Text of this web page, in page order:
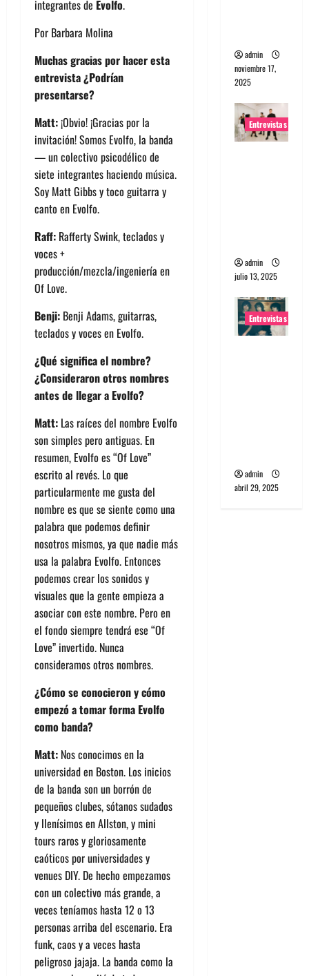
integrantes de Evolfo.
Por Barbara Molina
Muchas gracias por hacer esta
entrevista ¿Podrían
presentarse?
Matt:¡Obvio! ¡Gracias por la
invitación! Somos Evolfo, la banda
— un colectivo psicodélico de
siete integrantes haciendo música.
Soy Matt Gibbs y toco guitarra y
canto en Evolfo.
Raff: Rafferty Swink, teclados y
voces +
producción/mezcla/ingeniería en
Of Love.
Benji: Benji Adams, guitarras,
teclados y voces en Evolfo.
¿Qué significa el nombre?
¿Consideraron otros nombres
antes de llegar a Evolfo?
Matt: Las raíces del nombre Evolfo
son simples pero antiguas. En
resumen, Evolfo es “Of Love”
escrito al revés. Lo que
particularmente me gusta del
nombre es que se siente como una
palabra que podemos definir
nosotros mismos, ya que nadie más
usa la palabra Evolfo. Entonces
podemos crear los sonidos y
visuales que la gente empieza a
asociar con este nombre. Pero en
el fondo siempre tendrá ese “Of
Love” invertido. Nunca
consideramos otros nombres.
¿Cómo se conocieron y cómo
empezó a tomar forma Evolfo
como banda?
Matt: Nos conocimos en la
universidad en Boston. Los inicios
de la banda son un borrón de
pequeños clubes, sótanos sudados
y llenísimos en Allston, y mini
tours raros y gloriosamente
caóticos por universidades y
venues DIY. De hecho empezamos
con un colectivo más grande, a
veces teníamos hasta 12 o 13
personas arriba del escenario. Era
funk, caos y a veces hasta
peligroso jajaja. La banda como la
admin
noviembre 17,
2025
Entrevistas
admin
julio 13, 2025
Entrevistas
admin
abril 29, 2025